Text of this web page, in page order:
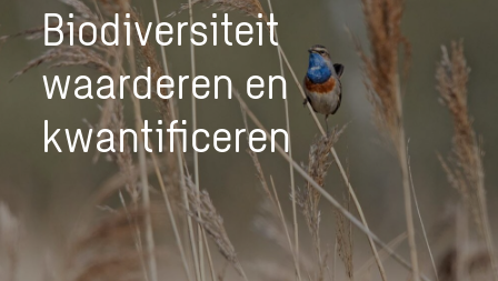
Biodiversiteit
waarderen en
kwantificeren